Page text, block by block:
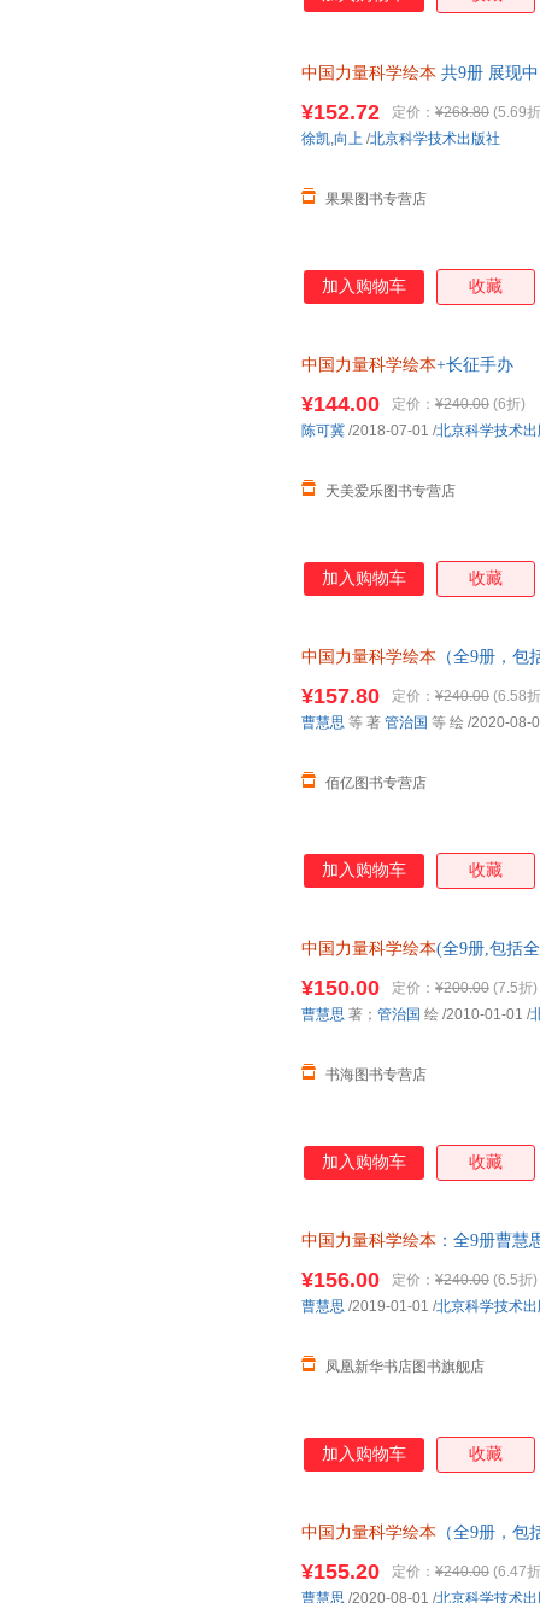
中国力量科学绘本 共9册 展现
¥152.72 定价： ¥268.80 (5.69
果果图书专营店
徐凯,向上 /北京科学技术出版社
加入购物车 收藏
中国力量科学绘本+长征手办
¥144.00 定价： ¥240.00 (6折)
天美爱乐图书专营店
陈可冀 /2018-07-01 /北京科学技术
加入购物车 收藏
中国力量科学绘本 （全9册，包
心下单，本店所有商品均可开票
¥157.80 定价： ¥240.00 (6.58
佰亿图书专营店
曹慧思 等 著 管治国 等 绘 /2020-08-
加入购物车 收藏
中国力量科学绘本(全9册,包括
服，介意
¥150.00 定价： ¥200.00 (7.5折)
书海图书专营店
曹慧思 著； 管治国 绘 /2010-01-01 /
加入购物车 收藏
中国力量科学绘本 ：全9册曹
¥156.00 定价： ¥240.00 (6.5折)
凤凰新华书店图书旗舰店
曹慧思 /2019-01-01 /北京科学技术
加入购物车 收藏
中国力量科学绘本 （全9册，包
童话故事书
¥155.20 定价： ¥240.00 (6.47
曹慧思 /2020-08-01 /北京科学技术